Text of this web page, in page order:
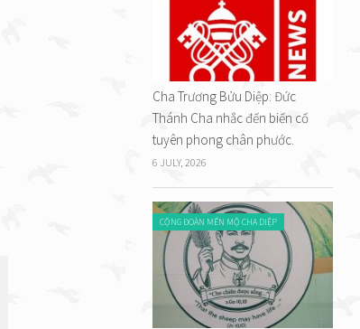
Cha Trương Bửu Diệp: Đức
Thánh Cha nhắc đến biến cố
tuyên phong chân phước.
6 JULY, 2026
CỘNG ĐOÀN MẾN MỘ CHA DIỆP